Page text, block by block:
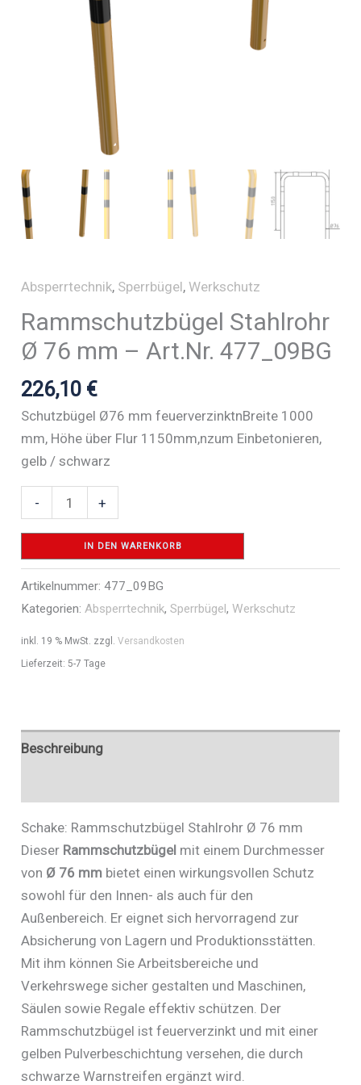
Absperrtechnik, Sperrbügel,Werkschutz
Rammschutzbügel Stahlrohr
Ø 76 mm – Art.Nr. 477_09BG
226,10 €
Schutzbügel Ø76 mm feuerverzinktnBreite 1000
mm, Höhe über Flur 1150mm,nzum Einbetonieren,
gelb / schwarz
-
Rammschutzbügel
Stahlrohr
76
mm
-
Art.Nr.
477_09BG
+
IN DEN WARENKORB
Artikelnummer:477_09BG
Kategorien:Absperrtechnik,Sperrbügel,Werkschutz
inkl. 19 % MwSt. zzgl.Versandkosten
Lieferzeit: 5-7 Tage
Beschreibung
Schake: Rammschutzbügel Stahlrohr Ø 76 mm
Dieser Rammschutzbügel mit einem Durchmesser
von Ø 76 mm bietet einen wirkungsvollen Schutz
sowohl für den Innen- als auch für den
Außenbereich. Er eignet sich hervorragend zur
Absicherung von Lagern und Produktionsstätten.
Mit ihm können Sie Arbeitsbereiche und
Verkehrswege sicher gestalten und Maschinen,
Säulen sowie Regale effektiv schützen. Der
Rammschutzbügel ist feuerverzinkt und mit einer
gelben Pulverbeschichtung versehen, die durch
schwarze Warnstreifen ergänzt wird.